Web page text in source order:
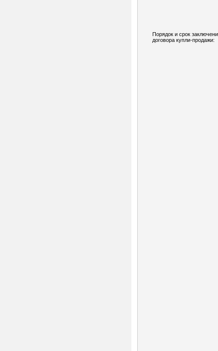
Порядок и срок
договора купли-продажи: